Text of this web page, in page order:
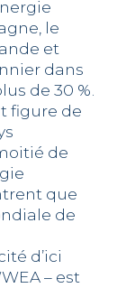
le
et
dans
de 30 %.
figure de
de
que
de
d’ici
– est